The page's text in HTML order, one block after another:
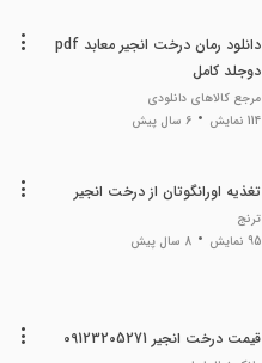
دانلود رمان درخت انجیر معابد pdf
دوجلد کامل
مرجع کالاهای دانلودی
114 نمایش
6 سال پیش
تغذیه اورانگوتان از درخت انجیر
ترنج
95 نمایش
8 سال پیش
قیمت درخت انجیر 09123205271